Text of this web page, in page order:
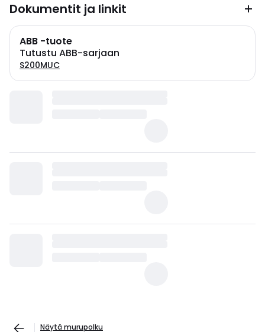
Dokumentit ja linkit
ABB -tuote
Tutustu ABB-sarjaan
S200MUC
Näytä murupolku